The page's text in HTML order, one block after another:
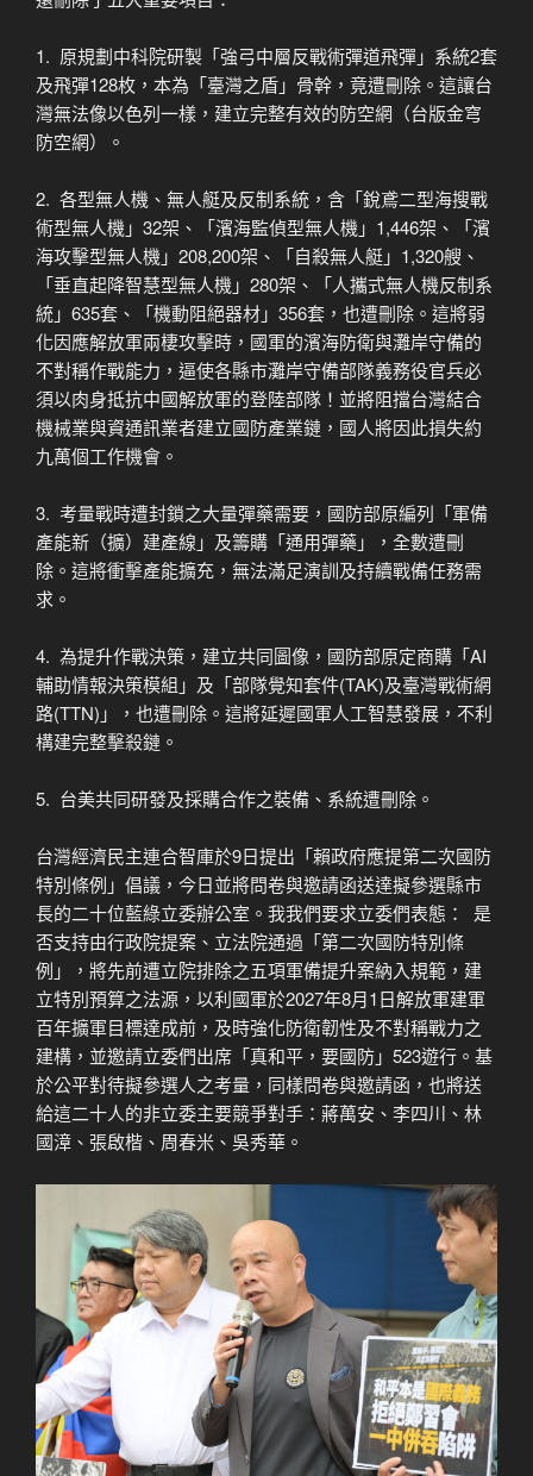
1. ​ 原規劃中科院研製「強弓中層反戰術彈道飛彈」系統2套
及飛彈128枚，本為「臺灣之盾」骨幹，竟遭刪除。這讓台
灣無法像以色列一樣，建立完整有效的防空網（台版金穹
防空網）。
2. ​ 各型無人機、無人艇及反制系統，含「銳鳶二型海搜戰
術型無人機」32架、「濱海監偵型無人機」1,446架、「濱
海攻擊型無人機」208,200架、「自殺無人艇」1,320艘、
「垂直起降智慧型無人機」280架、「人攜式無人機反制系
統」635套、「機動阻絕器材」356套，也遭刪除。這將弱
化因應解放軍兩棲攻擊時，國軍的濱海防衛與灘岸守備的
不對稱作戰能力，逼使各縣市灘岸守備部隊義務役官兵必
須以肉身抵抗中國解放軍的登陸部隊！並將阻擋台灣結合
機械業與資通訊業者建立國防產業鏈，國人將因此損失約
九萬個工作機會。
3. ​ 考量戰時遭封鎖之大量彈藥需要，國防部原編列「軍備
產能新（擴）建產線」及籌購「通用彈藥」，全數遭刪
除。這將衝擊產能擴充，無法滿足演訓及持續戰備任務需
求。
4. ​ 為提升作戰決策，建立共同圖像，國防部原定商購「AI
輔助情報決策模組」及「部隊覺知套件(TAK)及臺灣戰術網
路(TTN)」，也遭刪除。這將延遲國軍人工智慧發展，不利
構建完整擊殺鏈。
5. ​ 台美共同研發及採購合作之裝備、系統遭刪除。
台灣經濟民主連合智庫於9日提出「賴政府應提第二次國防
特別條例」倡議，今日並將問卷與邀請函送達擬參選縣市
長的二十位藍綠立委辦公室。我我們要求立委們表態： ​ 是
否支持由行政院提案、立法院通過「第二次國防特別條
例」，將先前遭立院排除之五項軍備提升案納入規範，建
立特別預算之法源，以利國軍於2027年8月1日解放軍建軍
百年擴軍目標達成前，及時強化防衛韌性及不對稱戰力之
建構，並邀請立委們出席「真和平，要國防」523遊行。基
於公平對待擬參選人之考量，同樣問卷與邀請函，也將送
給這二十人的非立委主要競爭對手：蔣萬安、李四川、林
國漳、張啟楷、周春米、吳秀華。